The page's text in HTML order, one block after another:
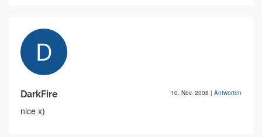
DarkFire 10. Nov. 2008 | Antworten
nice x)